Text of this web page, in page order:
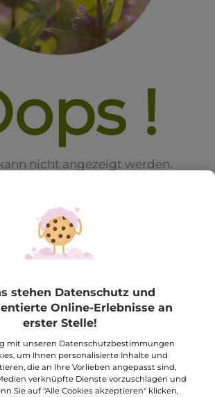
!
nicht angezeigt werden.
nicht mehr.
stehen Datenschutz und
Online-Erlebnisse an
erster Stelle!
mit unseren Datenschutzbestimmungen
um Ihnen personalisierte Inhalte und
die an Ihre Vorlieben angepasst sind,
verknüpfte Dienste vorzuschlagen und
Sie auf "Alle Cookies akzeptieren" klicken,